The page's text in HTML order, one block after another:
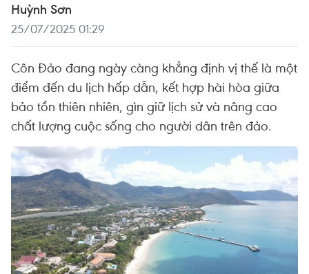
Huỳnh Sơn
25/07/2025 01:29
Côn Đảo đang ngày càng khẳng định vị thế là một
điểm đến du lịch hấp dẫn, kết hợp hài hòa giữa
bảo tồn thiên nhiên, gìn giữ lịch sử và nâng cao
chất lượng cuộc sống cho người dân trên đảo.